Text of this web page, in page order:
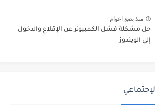
منذ بضع اعوام
حل مشكلة فشل الكمبيوتر عن الإقلاع والدخول
إلي الويندوز